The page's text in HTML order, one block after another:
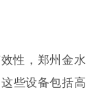
性，郑州金水
些设备包括高